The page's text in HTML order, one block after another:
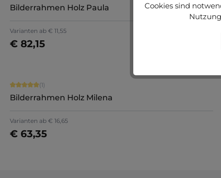
Bilderrahmen Holz Paula
Varianten ab € 11,55
€ 82,15
Jetzt konfigurieren
Durchschnittliche Bewertung von 5 von 5 Sternen
(1)
Bilderrahmen Holz Milena
Varianten ab € 16,65
€ 63,35
Jetzt konfigurieren
Cookies sind